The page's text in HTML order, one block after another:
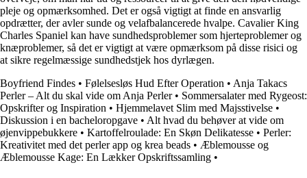
pleje og opmærksomhed. Det er også vigtigt at finde en ansvarlig
opdrætter, der avler sunde og velafbalancerede hvalpe. Cavalier King
Charles Spaniel kan have sundhedsproblemer som hjerteproblemer og
knæproblemer, så det er vigtigt at være opmærksom på disse risici og
at sikre regelmæssige sundhedstjek hos dyrlægen.
Boyfriend Findes • Følelsesløs Hud Efter Operation • Anja Takacs
Perler – Alt du skal vide om Anja Perler• Sommersalater med Rygeost:
Opskrifter og Inspiration • Hjemmelavet Slim med Majsstivelse •
Diskussion i en bacheloropgave • Alt hvad du behøver at vide om
øjenvippebukkere • Kartoffelroulade: En Skøn Delikatesse • Perler:
Kreativitet med det perler app og krea beads • Æblemousse og
Æblemousse Kage: En Lækker Opskriftssamling •